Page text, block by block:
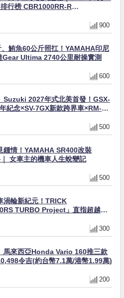
行榜 CBR1000RR-R
900
鮪魚60公斤照扛！YAMAHA印尼
Gear Ultima 2740公里耐操實測
600
Suzuki 2027年式北美首發！GSX-
紀念×SV-7GX新款跨界車×RM-
500
鍾情！YAMAHA SR400改裝
女車主的機車人生蛻變記
500
渦輪新紀元！TRICK
TURBO Project」直指超越
300
馬來西亞Honda Vario 160推三款
令吉(約台幣7.1萬/港幣1.99萬)
200